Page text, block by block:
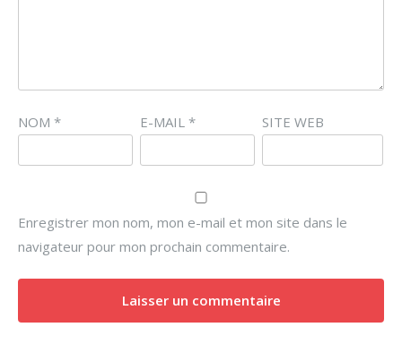
NOM * E-MAIL * SITE WEB
Enregistrer mon nom, mon e-mail et mon site dans le
navigateur pour mon prochain commentaire.